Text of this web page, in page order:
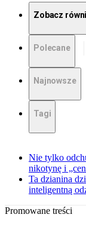
Zobacz
Polecane
Najnowsze
Tagi
Nie tylko
nikotynę i
Ta dzianina
inteligentną
Promowane treści